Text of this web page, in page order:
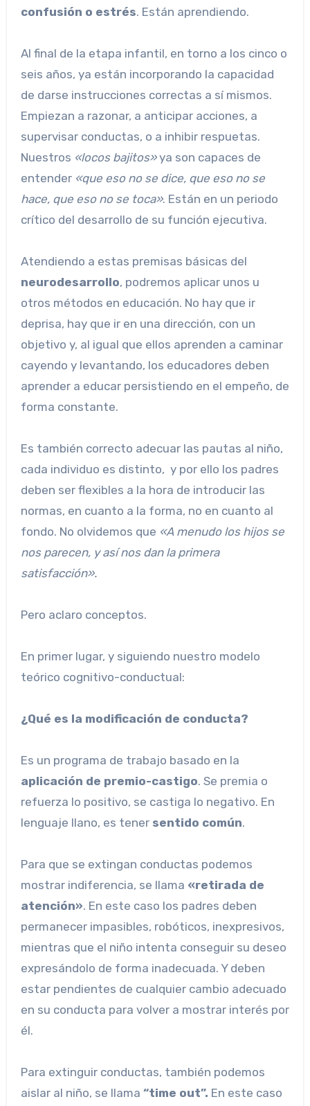
confusión o estrés. Están aprendiendo.
Al final de la etapa infantil, en torno a los cinco o
seis años, ya están incorporando la capacidad
de darse instrucciones correctas a sí mismos.
Empiezan a razonar, a anticipar acciones, a
supervisar conductas, o a inhibir respuetas.
Nuestros «locos bajitos»ya son capaces de
entender «que eso no se dice, que eso no se
hace, que eso no se toca». Están en un periodo
crítico del desarrollo de su función ejecutiva.
Atendiendo a estas premisas básicas del
neurodesarrollo, podremos aplicar unos u
otros métodos en educación. No hay que ir
deprisa, hay que ir en una dirección, con un
objetivo y, al igual que ellos aprenden a caminar
cayendo y levantando, los educadores deben
aprender a educar persistiendo en el empeño, de
forma constante.
Es también correcto adecuar las pautas al niño,
cada individuo es distinto, y por ello los padres
deben ser flexibles a la hora de introducir las
normas, en cuanto a la forma, no en cuanto al
fondo. No olvidemos que «A menudo los hijos se
nos parecen, y así nos dan la primera
satisfacción».
Pero aclaro conceptos.
En primer lugar, y siguiendo nuestro modelo
teórico cognitivo-conductual:
¿Qué es la modificación de conducta?
Es un programa de trabajo basado en la
aplicación de premio-castigo. Se premia o
refuerza lo positivo, se castiga lo negativo. En
lenguaje llano, es tener sentido común.
Para que se extingan conductas podemos
mostrar indiferencia, se llama «retirada de
atención». En este caso los padres deben
permanecer impasibles, robóticos, inexpresivos,
mientras que el niño intenta conseguir su deseo
expresándolo de forma inadecuada. Y deben
estar pendientes de cualquier cambio adecuado
en su conducta para volver a mostrar interés por
él.
Para extinguir conductas, también podemos
aislar al niño, se llama “time out”. En este caso